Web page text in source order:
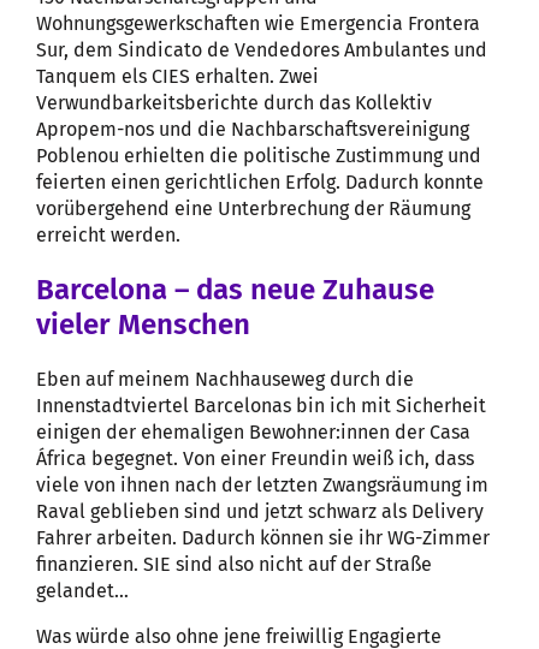
Wohnungsgewerkschaften wie Emergencia Frontera
Sur, dem Sindicato de Vendedores Ambulantes und
Tanquem els CIES erhalten. Zwei
Verwundbarkeitsberichte durch das Kollektiv
Apropem-nos und die Nachbarschaftsvereinigung
Poblenou erhielten die politische Zustimmung und
feierten einen gerichtlichen Erfolg. Dadurch konnte
vorübergehend eine Unterbrechung der Räumung
erreicht werden.
Barcelona – das neue Zuhause
vieler Menschen
Eben auf meinem Nachhauseweg durch die
Innenstadtviertel Barcelonas bin ich mit Sicherheit
einigen der ehemaligen Bewohner:innen der Casa
África begegnet. Von einer Freundin weiß ich, dass
viele von ihnen nach der letzten Zwangsräumung im
Raval geblieben sind und jetzt schwarz als Delivery
Fahrer arbeiten. Dadurch können sie ihr WG-Zimmer
finanzieren. SIE sind also nicht auf der Straße
gelandet…
Was würde also ohne jene freiwillig Engagierte